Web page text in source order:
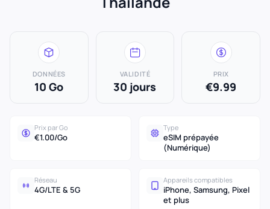
DONNÉES
10 Go
VALIDITÉ
30 jours
PRIX
€9.99
Prix par Go
€1.00/Go
Type
eSIM prépayée
(Numérique)
Réseau
4G/LTE & 5G
Appareils compatibles
iPhone, Samsung, Pixel
et plus